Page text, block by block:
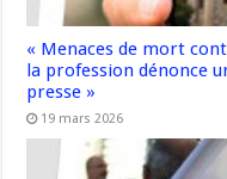
« Menaces de mort
la profession dénonce
presse »
19 mars 2026